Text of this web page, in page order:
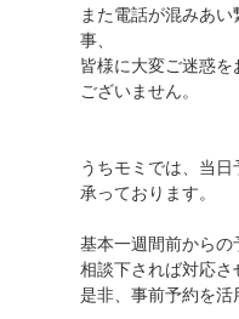
また電話が混みあ
事、
皆様に大変ご迷惑
ございません。
うちモミでは、当
承っております。
基本一週間前から
相談下されば対応さ
是非、事前予約を活